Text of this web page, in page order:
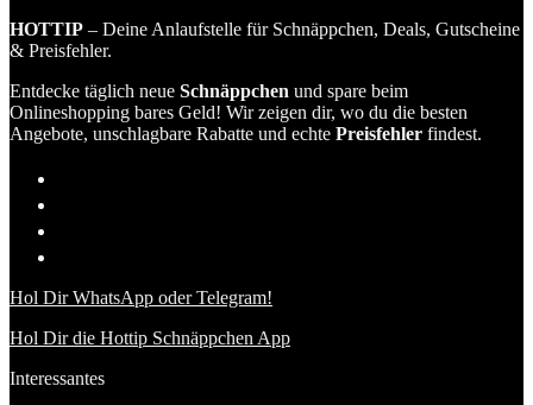
HOTTIP – Deine Anlaufstelle für Schnäppchen, Deals, Gutscheine
& Preisfehler.
Entdecke täglich neue Schnäppchen und spare beim
Onlineshopping bares Geld! Wir zeigen dir, wo du die besten
Angebote, unschlagbare Rabatte und echte Preisfehler findest.
Hol Dir WhatsApp oder Telegram!
Hol Dir die Hottip Schnäppchen App
Interessantes